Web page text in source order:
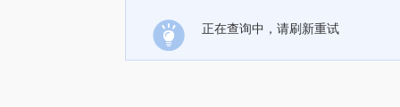
正在查询中，请刷新重试